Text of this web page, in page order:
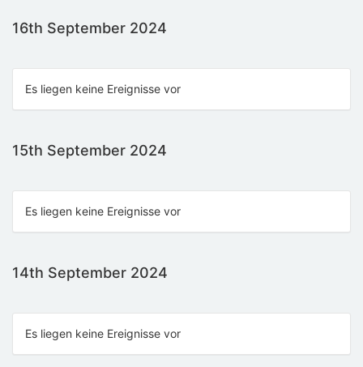
16th September 2024
Es liegen keine Ereignisse vor
15th September 2024
Es liegen keine Ereignisse vor
14th September 2024
Es liegen keine Ereignisse vor